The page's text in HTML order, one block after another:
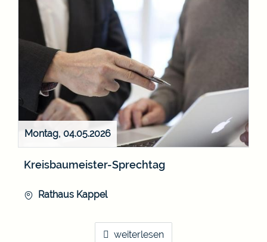
Montag, 04.05.2026
Kreisbaumeister-Sprechtag
Rathaus Kappel
weiterlesen